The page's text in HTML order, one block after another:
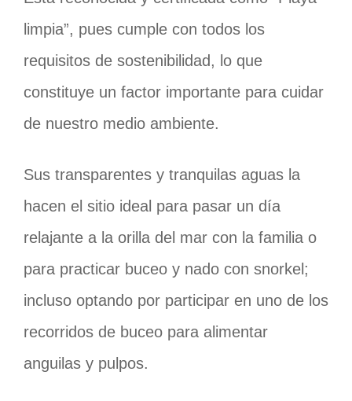
limpia”, pues cumple con todos los
requisitos de sostenibilidad, lo que
constituye un factor importante para cuidar
de nuestro medio ambiente.
Sus transparentes y tranquilas aguas la
hacen el sitio ideal para pasar un día
relajante a la orilla del mar con la familia o
para practicar buceo y nado con snorkel;
incluso optando por participar en uno de los
recorridos de buceo para alimentar
anguilas y pulpos.